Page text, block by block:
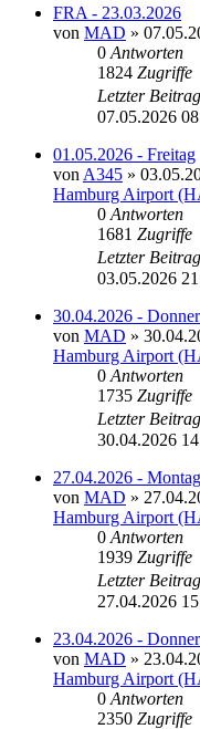
FRA - 23.03.2026
von MAD »
0 Antworten
1824 Zugriffe
Letzter Beitrag
07.05.2026
01.05.2026 - Freitag
von A345 »
Hamburg Airport
0 Antworten
1681 Zugriffe
Letzter Beitrag
03.05.2026
30.04.2026 -
von MAD »
Hamburg Airport
0 Antworten
1735 Zugriffe
Letzter Beitrag
30.04.2026
27.04.2026 - Montag
von MAD »
Hamburg Airport
0 Antworten
1939 Zugriffe
Letzter Beitrag
27.04.2026
23.04.2026 -
von MAD »
Hamburg Airport
0 Antworten
2350 Zugriffe